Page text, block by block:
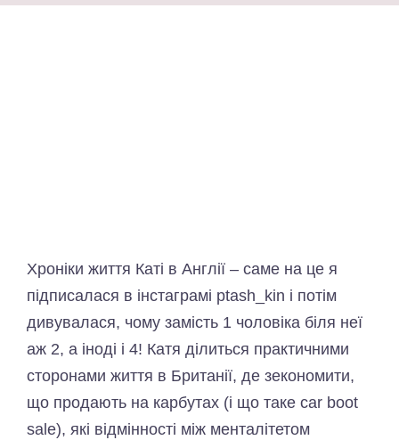
Хроніки життя Каті в Англії – саме на це я
підписалася в інстаграмі ptash_kin і потім
дивувалася, чому замість 1 чоловіка біля неї
аж 2, а іноді і 4! Катя ділиться практичними
сторонами життя в Британії, де зекономити,
що продають на карбутах (і що таке car boot
sale), які відмінності між менталітетом